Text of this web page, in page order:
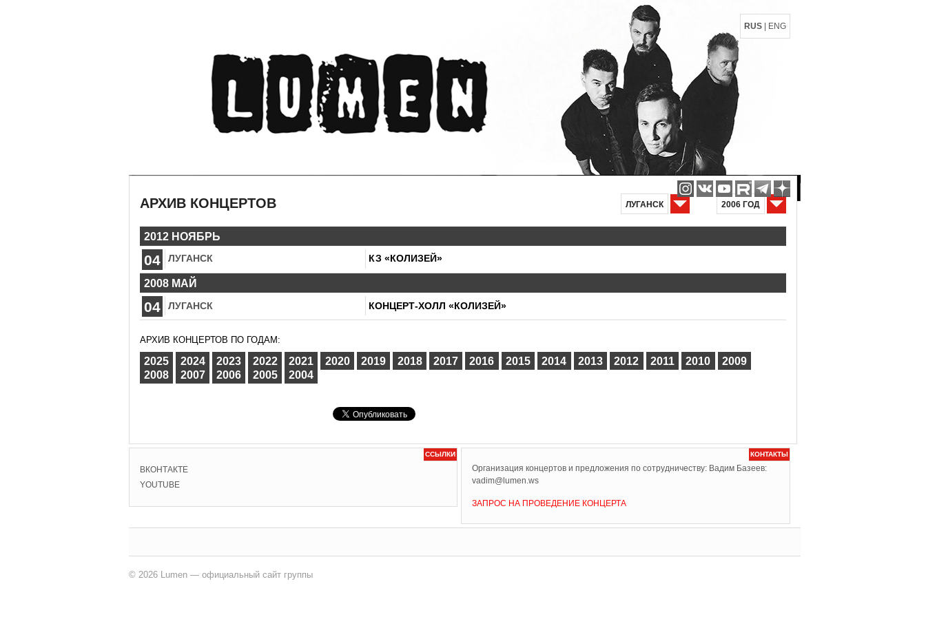
RUS ENG
АРХИВ КОНЦЕРТОВ 2006 ГОД
ЛУГАНСК
2012 НОЯБРЬ
04 ЛУГАНСК КЗ «КОЛИЗЕЙ»
2008 МАЙ
04 ЛУГАНСК КОНЦЕРТ-ХОЛЛ «КОЛИЗЕЙ»
АРХИВ КОНЦЕРТОВ ПО ГОДАМ:
2025 2024 2023 2022 2021 2020 2019 2018 2017 2016 2015 2014 2013 2012 2011 2010
2009
2008
2007 2006 2005 2004
ССЫЛКИ
ВКОНТАКТЕ
YOUTUBE
КОНТАКТЫ
Организация концертов и предложения по сотрудничеству: Вадим Базеев:
vadim@lumen.ws
ЗАПРОС НА ПРОВЕДЕНИЕ КОНЦЕРТА
© 2026 Lumen — официальный сайт группы